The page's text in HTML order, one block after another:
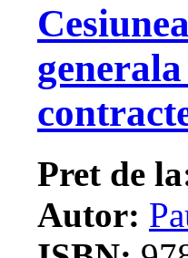
Pret de
Autor: